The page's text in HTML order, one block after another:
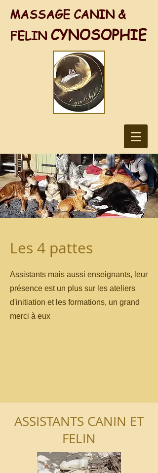
MASSAGE CANIN &
FELIN CYNOSOPHIE
Les 4 pattes
Assistants mais aussi enseignants, leur
présence est un plus sur les ateliers
d'initiation et les formations, un grand
merci à eux
ASSISTANTS CANIN ET
FELIN